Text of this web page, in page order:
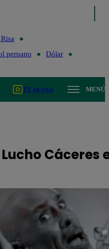
peruano
Dólar
TV en vivo MENÚ
Cáceres